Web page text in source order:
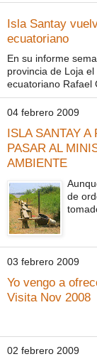
Isla Santay
ecuatoriano
En su informe
provincia de Loja
ecuatoriano Rafael
04 febrero 2009
ISLA SANTAY A
PASAR AL
AMBIENTE
de
03 febrero 2009
Yo vengo a
Visita Nov 2008
02 febrero 2009